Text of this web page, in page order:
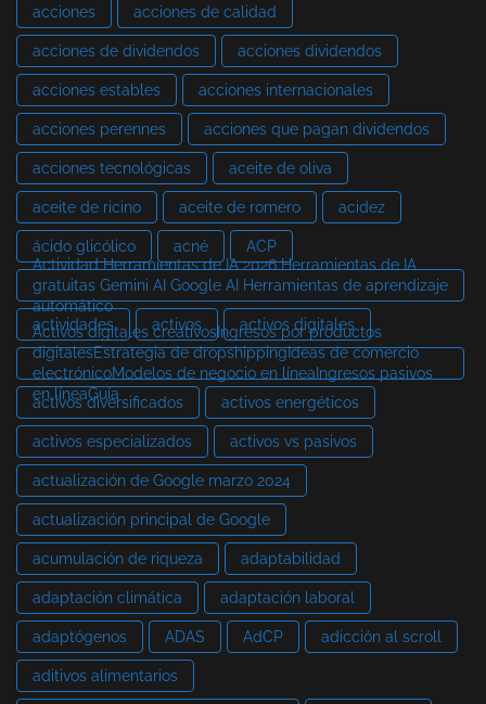
acciones acciones de calidad
acciones de dividendos acciones dividendos
acciones estables acciones internacionales
acciones perennes acciones que pagan dividendos
acciones tecnológicas aceite de oliva
aceite de ricino aceite de romero acidez
ácido glicólico acné
ACP
Actividad Herramientas de IA 2026 Herramientas de IA
gratuitas Gemini AI Google AI Herramientas de aprendizaje
automático
actividades
activos activos digitales
Activos digitales creativosIngresos por productos
digitalesEstrategia de dropshippingIdeas de comercio
electrónicoModelos de negocio en líneaIngresos pasivos
en líneaGuía
activos diversificados activos energéticos
activos especializados activos vs pasivos
actualización de Google marzo 2024
actualización principal de Google
acumulación de riqueza adaptabilidad
adaptación climática adaptación laboral
adaptógenos ADAS AdCP adicción al scroll
aditivos alimentarios